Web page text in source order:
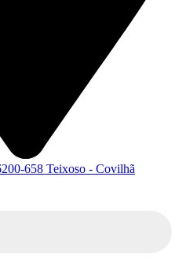
658 Teixoso - Covilhã